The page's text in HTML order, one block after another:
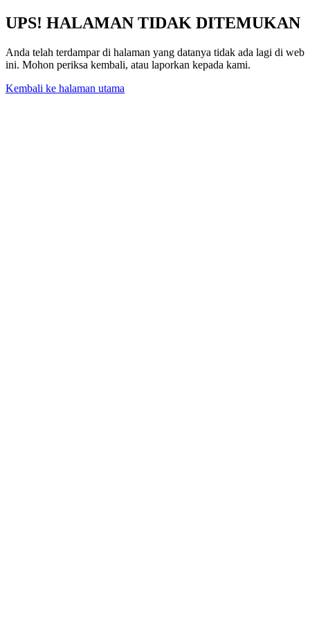
UPS! HALAMAN TIDAK DITEMUKAN
Anda telah terdampar di halaman yang datanya tidak ada lagi di web
ini. Mohon periksa kembali, atau laporkan kepada kami.
Kembali ke halaman utama